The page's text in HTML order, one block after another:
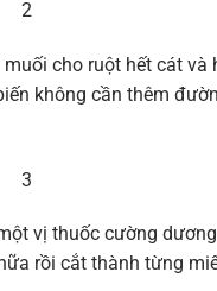
cho ruột hết cát
không cần thêm
vị thuốc cường
rồi cắt thành từng